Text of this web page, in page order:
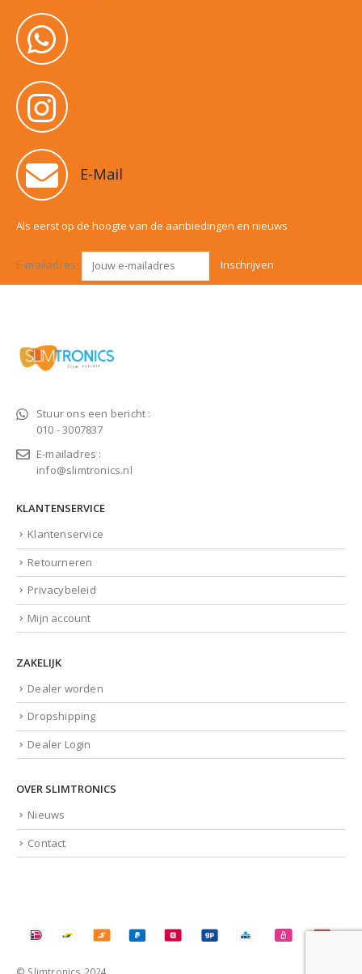
E-Mail
Als eerst op de hoogte van de aanbiedingen en nieuws
E-mailadres:
Stuur ons een bericht :
010 - 3007837
E-mailadres :
info@slimtronics.nl
KLANTENSERVICE
Klantenservice
Retourneren
Privacybeleid
Mijn account
ZAKELIJK
Dealer worden
Dropshipping
Dealer Login
OVER SLIMTRONICS
Nieuws
Contact
© Slimtronics 2024